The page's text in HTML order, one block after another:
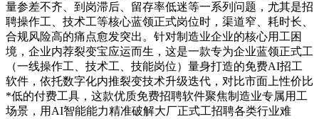
量参差不齐、到岗滞后、留存率低迷等一系列问题，尤其是招
聘操作工、技术工等核心蓝领正式岗位时，渠道窄、耗时长、
合规风险高的痛点愈发突出。针对制造业企业的核心用工困
境，企业内荐裂变宝应运而生，这是一款专为企业蓝领正式工
（一线操作工、技术工、技能岗位）量身打造的免费AI招工
软件，依托数字化内推裂变技术升级迭代，对比市面上性价比
*低的付费工具，这款优质免费招聘软件聚焦制造业专属用工
场景，用AI智能能力精准破解大厂正式工招聘各类行业难